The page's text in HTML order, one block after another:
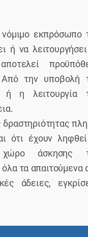
εκπρόσωπο
ή να
Από την υποβολή
ή η λειτουργία
ότι έχουν
χώρο άσκησης
τα απαιτούμενα
άδειες,